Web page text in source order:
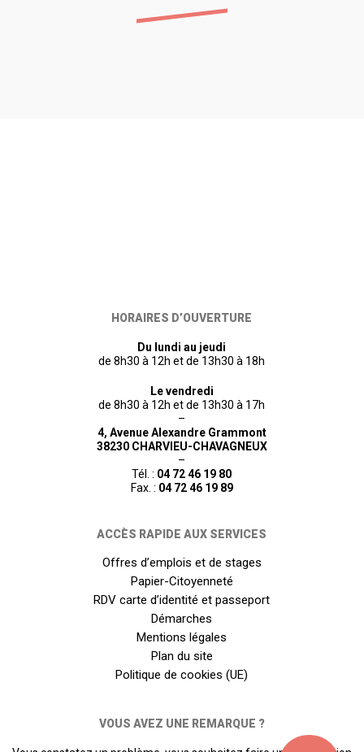
HORAIRES D’OUVERTURE
Du lundi au jeudi
de 8h30 à 12h et de 13h30 à 18h
Le vendredi
de 8h30 à 12h et de 13h30 à 17h
–
4, Avenue Alexandre Grammont
38230 CHARVIEU-CHAVAGNEUX
–
Tél. : 04 72 46 19 80
Fax. : 04 72 46 19 89
ACCÈS RAPIDE AUX SERVICES
Offres d’emplois et de stages
Papier-Citoyenneté
RDV carte d’identité et passeport
Démarches
Mentions légales
Plan du site
Politique de cookies (UE)
VOUS AVEZ UNE REMARQUE ?